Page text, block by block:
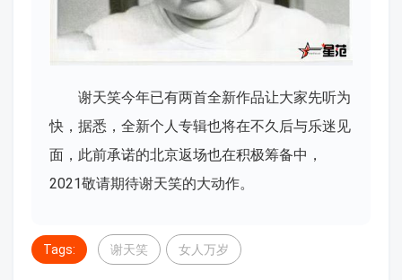
谢天笑今年已有两首全新作品让大家先听为
快，据悉，全新个人专辑也将在不久后与乐迷见
面，此前承诺的北京返场也在积极筹备中，
2021敬请期待谢天笑的大动作。
Tags: 谢天笑 女人万岁